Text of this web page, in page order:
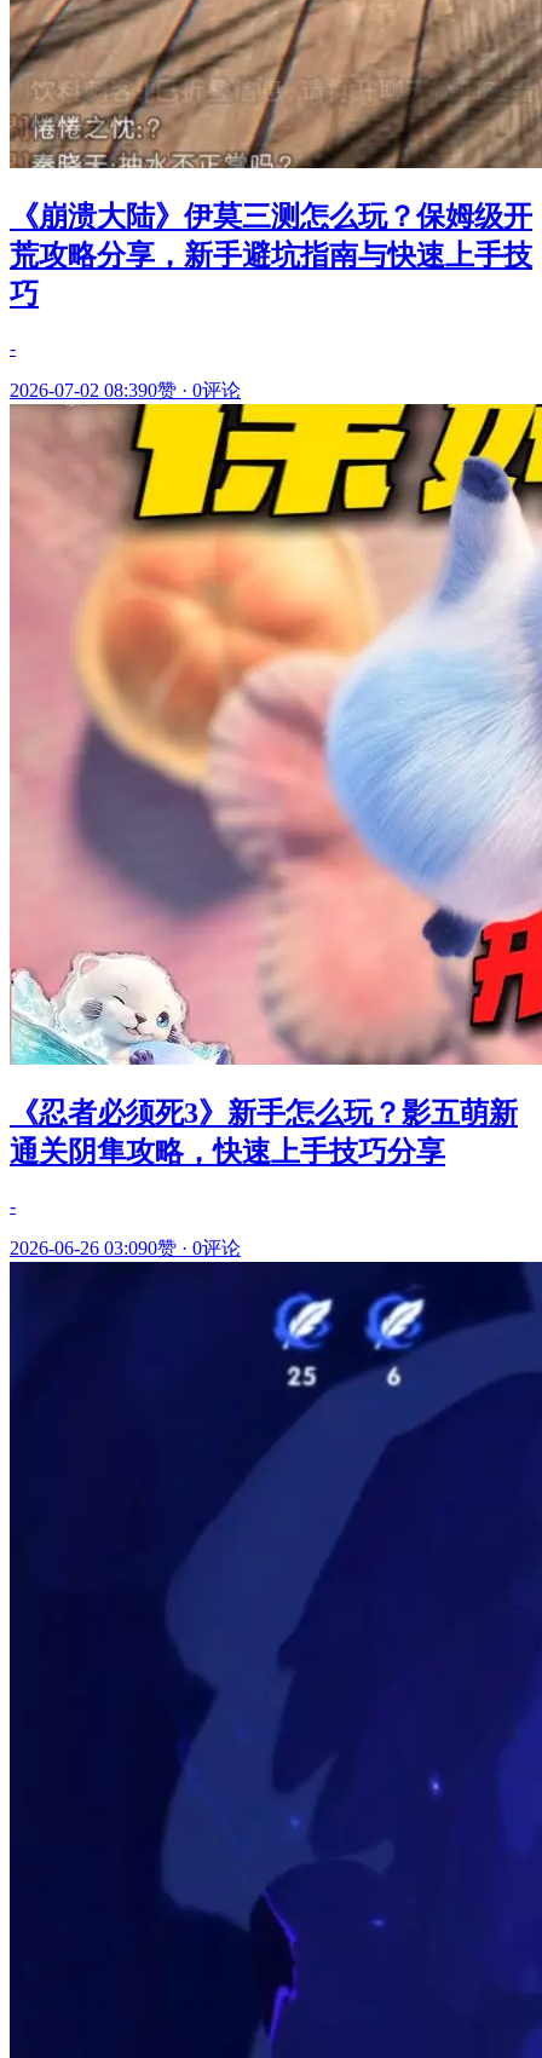
《崩溃大陆》伊莫三测怎么玩？保姆级开
荒攻略分享，新手避坑指南与快速上手技
巧
-
2026-07-02 08:390赞 · 0评论
《忍者必须死3》新手怎么玩？影五萌新
通关阴隼攻略，快速上手技巧分享
-
2026-06-26 03:090赞 · 0评论